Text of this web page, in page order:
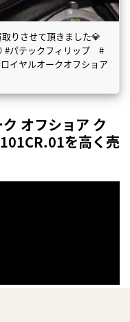
りさせて頂きました💎
#パテックフィリップ #
イヤルオークオフショア
オフショア ク
を高く売